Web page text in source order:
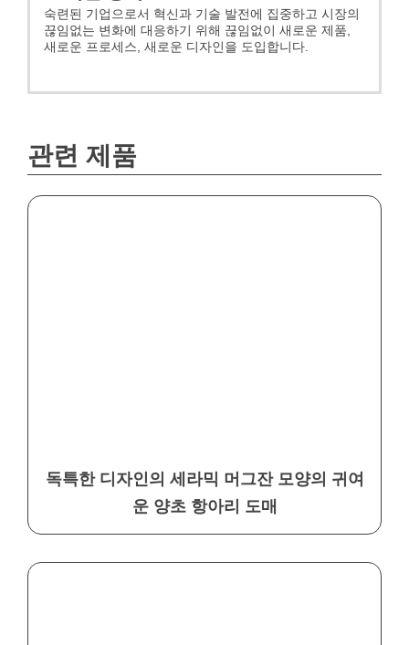
숙련된 기업으로서 혁신과 기술 발전에 집중하고 시장의
끊임없는 변화에 대응하기 위해 끊임없이 새로운 제품,
새로운 프로세스, 새로운 디자인을 도입합니다.
관련 제품
독특한 디자인의 세라믹 머그잔 모양의 귀여
운 양초 항아리 도매